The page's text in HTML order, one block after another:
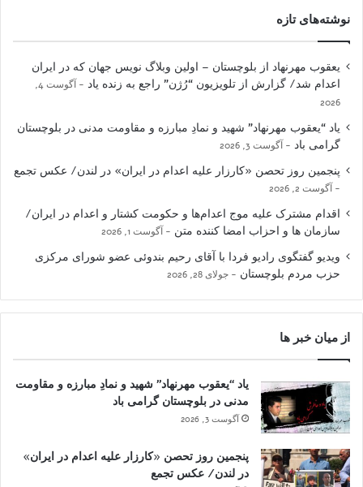
نوشته‌های تازه
یعقوب مهرنهاد از بلوچستان – اولین وبلاگ نویس جهان که در ایران
اعدام شد/ گزارش از تلویزیون “رُژن” راجع به زنده یاد
آگوست 4,
2026
یاد “یعقوب مهرنهاد” شهید و نمادِ مبارزه و مقاومت مدنی در بلوچستان
گرامی باد
آگوست 3, 2026
پنجمین روز تحصن «کارزار علیه اعدام در ایران» در لندن/ عکس تجمع
آگوست 2, 2026
اقدام مشترک علیه موج اعدام‌ها و حکومت کشتار و اعدام در ایران/
سازمان ها و احزاب امضا کننده متن
آگوست 1, 2026
ویدیو گفتگوی رادیو فردا با آقای رحیم بندوئی عضو شورای مرکزی
حزب مردم بلوچستان
جولای 28, 2026
از میان خبر ها
یاد “یعقوب مهرنهاد” شهید و نمادِ مبارزه و مقاومت
مدنی در بلوچستان گرامی باد
آگوست 3, 2026
پنجمین روز تحصن «کارزار علیه اعدام در ایران»
در لندن/ عکس تجمع